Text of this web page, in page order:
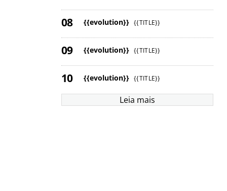
{{evolution}} {{TITLE}}
{{evolution}} {{TITLE}}
{{evolution}} {{TITLE}}
Leia mais